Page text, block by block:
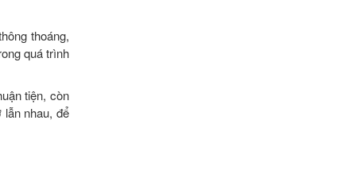
thoáng,
quá trình
tiện, còn
nhau, để